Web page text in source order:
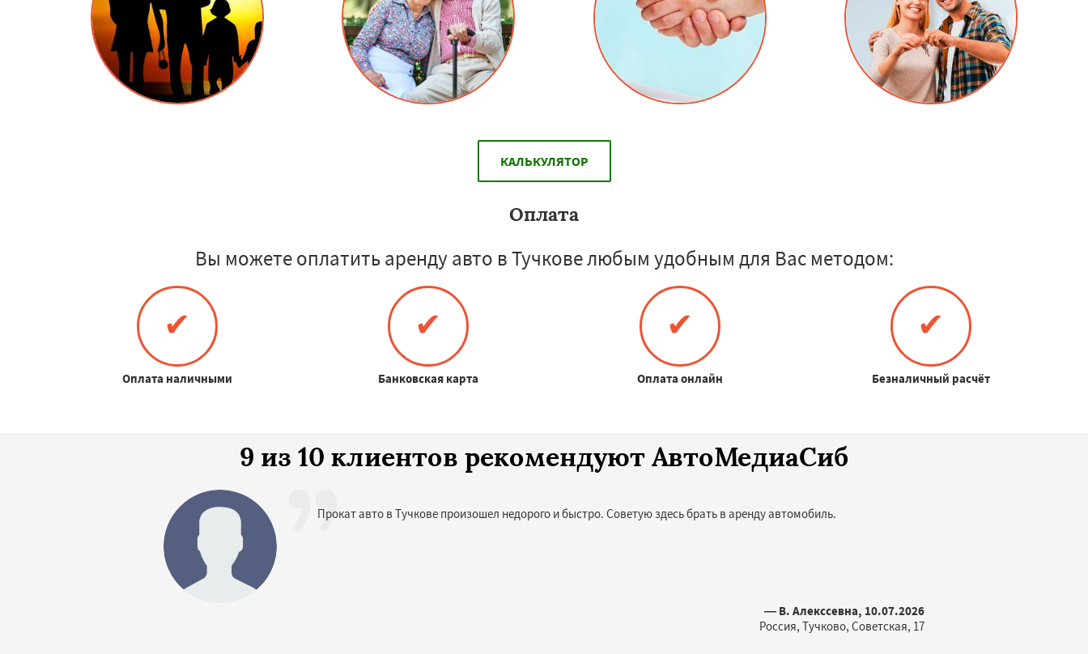
КАЛЬКУЛЯТОР
Оплата
Вы можете оплатить аренду авто в Тучкове любым удобным для Вас методом:
✔
Оплата наличными
✔
Банковская карта
✔
Оплата онлайн
✔
Безналичный расчёт
9 из 10 клиентов рекомендуют АвтоМедиаСиб
Прокат авто в Тучкове произошел недорого и быстро. Советую здесь брать в аренду автомобиль.
— В. Алекссевна, 10.07.2026
Россия, Тучково, Советская, 17